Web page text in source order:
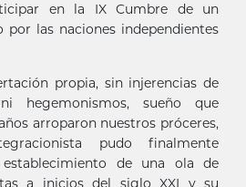
en la IX Cumbre de un
las naciones independientes
propia, sin injerencias de
hegemonismos, sueño que
arroparon nuestros próceres,
pudo finalmente
de una ola de
a inicios del siglo XXI y su